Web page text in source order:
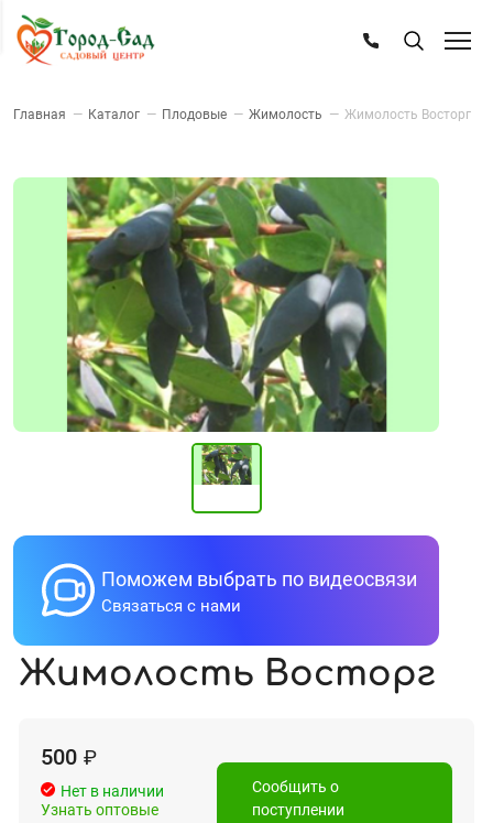
Главная — Каталог — Плодовые — Жимолость — Жимолость Восторг
Поможем выбрать по видеосвязи
Связаться с нами
Жимолость Восторг
500 ₽
Нет в наличии
Узнать оптовые
Сообщить о
поступлении